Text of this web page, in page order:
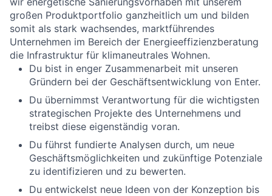
großen Produktportfolio ganzheitlich um und bilden
somit als stark wachsendes, marktführendes
Unternehmen im Bereich der Energieeffizienzberatung
die Infrastruktur für klimaneutrales Wohnen.
Du bist in enger Zusammenarbeit mit unseren
Gründern bei der Geschäftsentwicklung von Enter.
Du übernimmst Verantwortung für die wichtigsten
strategischen Projekte des Unternehmens und
treibst diese eigenständig voran.
Du führst fundierte Analysen durch, um neue
Geschäftsmöglichkeiten und zukünftige Potenziale
zu identifizieren und zu bewerten.
Du entwickelst neue Ideen von der Konzeption bis